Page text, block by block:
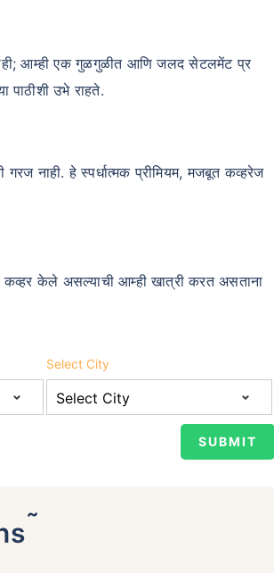
नाही; आम्ही एक गुळगुळीत आणि जलद सेटलमेंट प्र
पाठीशी उभे राहते.
गरज नाही. हे स्पर्धात्मक प्रीमियम, मजबूत कव्हरेज
कव्हर केले असल्याची आम्ही खात्री करत असताना
Select City
˜